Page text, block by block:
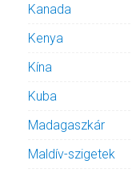
Kanada
Kenya
Kína
Kuba
Madagaszkár
Maldív-szigetek